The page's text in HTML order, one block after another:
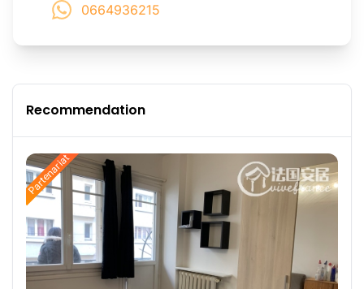
0664936215
Recommendation
Partenariat